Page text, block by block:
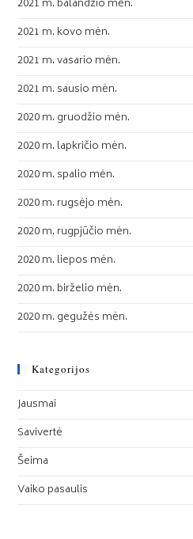
2021 m. balandžio mėn.
2021 m. kovo mėn.
2021 m. vasario mėn.
2021 m. sausio mėn.
2020 m. gruodžio mėn.
2020 m. lapkričio mėn.
2020 m. spalio mėn.
2020 m. rugsėjo mėn.
2020 m. rugpjūčio mėn.
2020 m. liepos mėn.
2020 m. birželio mėn.
2020 m. gegužės mėn.
Kategorijos
Jausmai
Savivertė
Šeima
Vaiko pasaulis